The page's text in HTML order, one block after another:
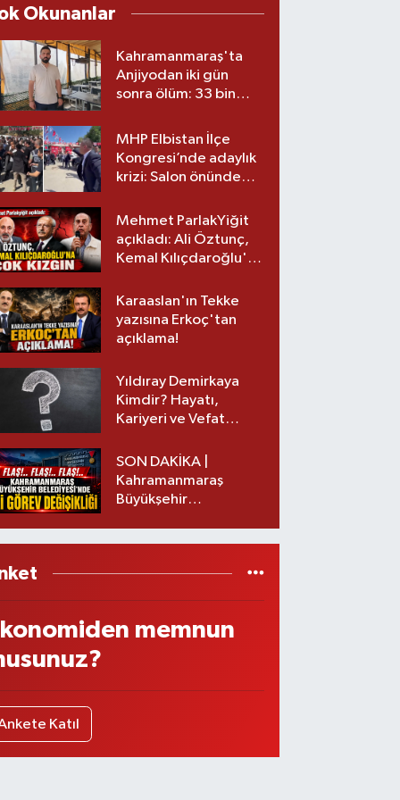
Okunanlar
Kahramanmaraş'ta
Anjiyodan iki gün
sonra ölüm: 33 bin
savcılıkta
MHP Elbistan İlçe
Kongresi’nde adaylık
krizi: Salon önünde
Mehmet ParlakYiğit
açıkladı: Ali Öztunç,
Kemal Kılıçdaroğlu'na
Karaaslan'ın Tekke
yazısına Erkoç'tan
açıklama!
Yıldıray Demirkaya
Kimdir? Hayatı,
Kariyeri ve Vefat
SON DAKİKA |
Kahramanmaraş
Büyükşehir
memnun
Katıl